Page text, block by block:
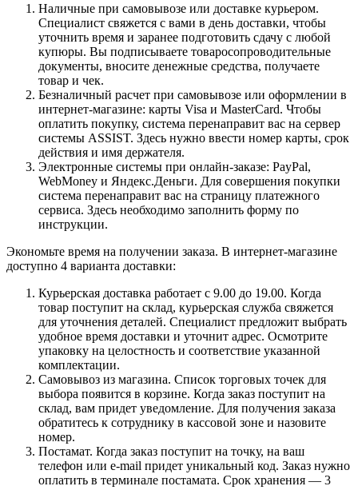
Наличные при самовывозе или доставке курьером.
Специалист свяжется с вами в день доставки, чтобы
уточнить время и заранее подготовить сдачу с любой
купюры. Вы подписываете товаросопроводительные
документы, вносите денежные средства, получаете
товар и чек.
Безналичный расчет при самовывозе или оформлении в
интернет-магазине: карты Visa и MasterCard. Чтобы
оплатить покупку, система перенаправит вас на сервер
системы ASSIST. Здесь нужно ввести номер карты, срок
действия и имя держателя.
Электронные системы при онлайн-заказе: PayPal,
WebMoney и Яндекс.Деньги. Для совершения покупки
система перенаправит вас на страницу платежного
сервиса. Здесь необходимо заполнить форму по
инструкции.
Экономьте время на получении заказа. В интернет-магазине
доступно 4 варианта доставки:
Курьерская доставка работает с 9.00 до 19.00. Когда
товар поступит на склад, курьерская служба свяжется
для уточнения деталей. Специалист предложит выбрать
удобное время доставки и уточнит адрес. Осмотрите
упаковку на целостность и соответствие указанной
комплектации.
Самовывоз из магазина. Список торговых точек для
выбора появится в корзине. Когда заказ поступит на
склад, вам придет уведомление. Для получения заказа
обратитесь к сотруднику в кассовой зоне и назовите
номер.
Постамат. Когда заказ поступит на точку, на ваш
телефон или e-mail придет уникальный код. Заказ нужно
оплатить в терминале постамата. Срок хранения — 3